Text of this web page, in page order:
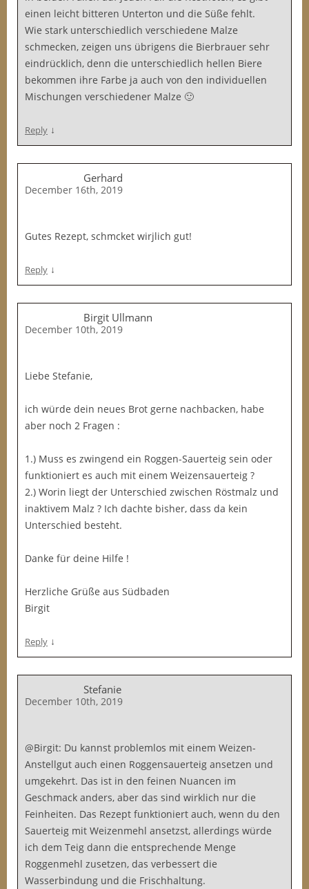
einen leicht bitteren Unterton und die Süße fehlt.
Wie stark unterschiedlich verschiedene Malze
schmecken, zeigen uns übrigens die Bierbrauer sehr
eindrücklich, denn die unterschiedlich hellen Biere
bekommen ihre Farbe ja auch von den individuellen
Mischungen verschiedener Malze 🙂
Reply ↓
Gerhard
December 16th, 2019
Gutes Rezept, schmcket wirjlich gut!
Reply ↓
Birgit Ullmann
December 10th, 2019
Liebe Stefanie,
ich würde dein neues Brot gerne nachbacken, habe
aber noch 2 Fragen :
1.) Muss es zwingend ein Roggen-Sauerteig sein oder
funktioniert es auch mit einem Weizensauerteig ?
2.) Worin liegt der Unterschied zwischen Röstmalz und
inaktivem Malz ? Ich dachte bisher, dass da kein
Unterschied besteht.
Danke für deine Hilfe !
Herzliche Grüße aus Südbaden
Birgit
Reply ↓
Stefanie
December 10th, 2019
@Birgit: Du kannst problemlos mit einem Weizen-
Anstellgut auch einen Roggensauerteig ansetzen und
umgekehrt. Das ist in den feinen Nuancen im
Geschmack anders, aber das sind wirklich nur die
Feinheiten. Das Rezept funktioniert auch, wenn du den
Sauerteig mit Weizenmehl ansetzst, allerdings würde
ich dem Teig dann die entsprechende Menge
Roggenmehl zusetzen, das verbessert die
Wasserbindung und die Frischhaltung.